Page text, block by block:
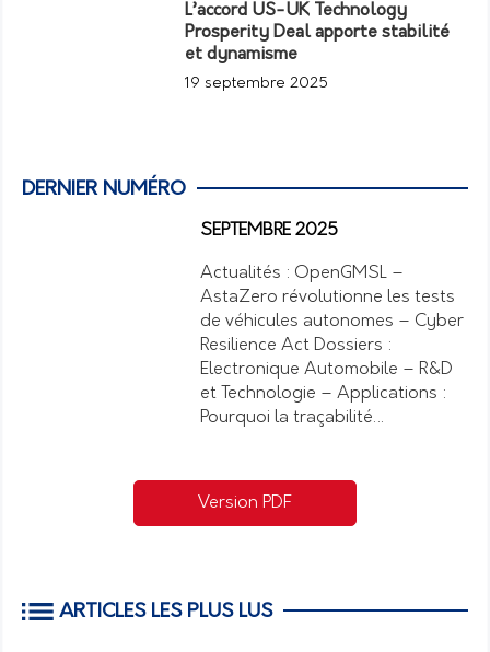
L’accord US-UK Technology
Prosperity Deal apporte stabilité
et dynamisme
19 septembre 2025
DERNIER NUMÉRO
SEPTEMBRE 2025
Actualités : OpenGMSL –
AstaZero révolutionne les tests
de véhicules autonomes – Cyber
Resilience Act Dossiers :
Electronique Automobile – R&D
et Technologie – Applications :
Pourquoi la traçabilité…
Version PDF
ARTICLES LES PLUS LUS